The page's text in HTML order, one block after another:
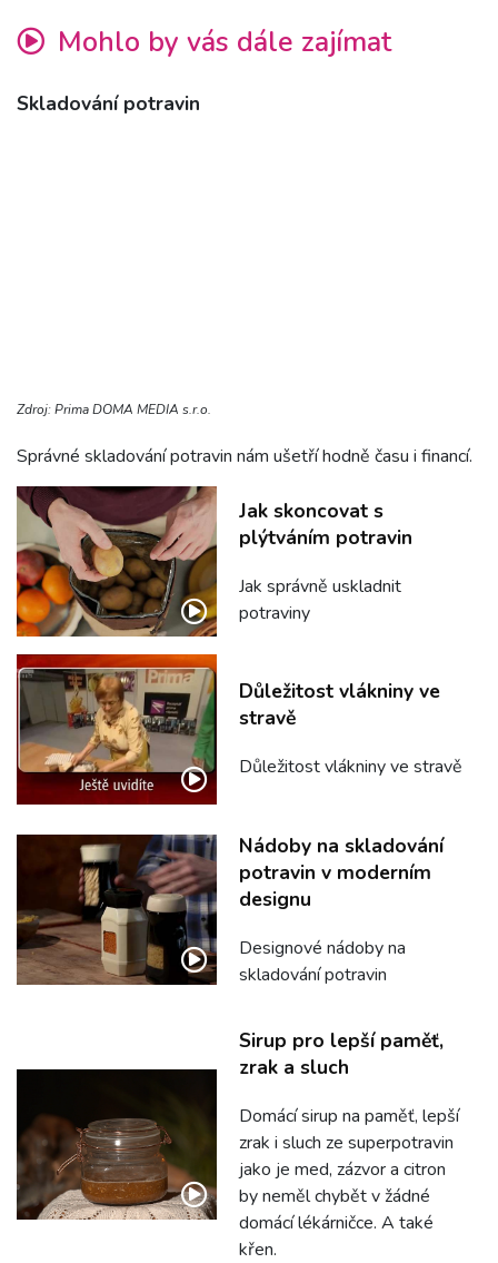
Mohlo by vás dále zajímat
Skladování potravin
Zdroj: Prima DOMA MEDIA s.r.o.
Správné skladování potravin nám ušetří hodně času i financí.
Jak skoncovat s
plýtváním potravin
Jak správně uskladnit
potraviny
Důležitost vlákniny ve
stravě
Důležitost vlákniny ve stravě
Nádoby na skladování
potravin v moderním
designu
Designové nádoby na
skladování potravin
Sirup pro lepší paměť,
zrak a sluch
Domácí sirup na paměť, lepší
zrak i sluch ze superpotravin
jako je med, zázvor a citron
by neměl chybět v žádné
domácí lékárničce. A také
křen.